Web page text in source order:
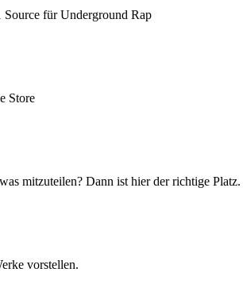
für Underground Rap
Store
mitzuteilen? Dann ist hier der richtige Platz.
vorstellen.